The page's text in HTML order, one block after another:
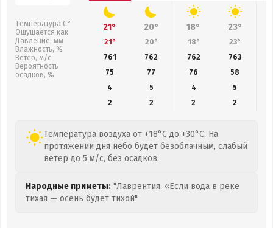
Температура С°
Ощущается как
Давление, мм
Влажность, %
Ветер, м/с
Вероятность
осадков, %
21° 20° 18° 23°
21° 20° 18° 23°
761
762 762 763
75
77 76 58
4
5 4
5
2
2 2 2
Температура воздуха от +18°C до +30°C. На
протяжении дня небо будет безоблачным, слабый
ветер до 5 м/с, без осадков.
Народные приметы: "Лаврентия. «Если вода в реке
тихая — осень будет тихой"